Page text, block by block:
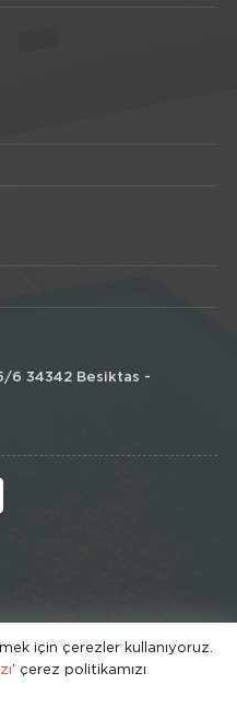
6 34342 Besiktas -
için çerezler kullanıyoruz.
’ çerez politikamızı